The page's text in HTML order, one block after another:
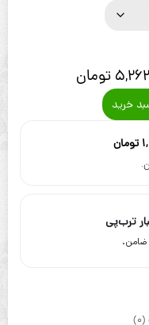
تومان
خرید
تومان
ترب‌پی